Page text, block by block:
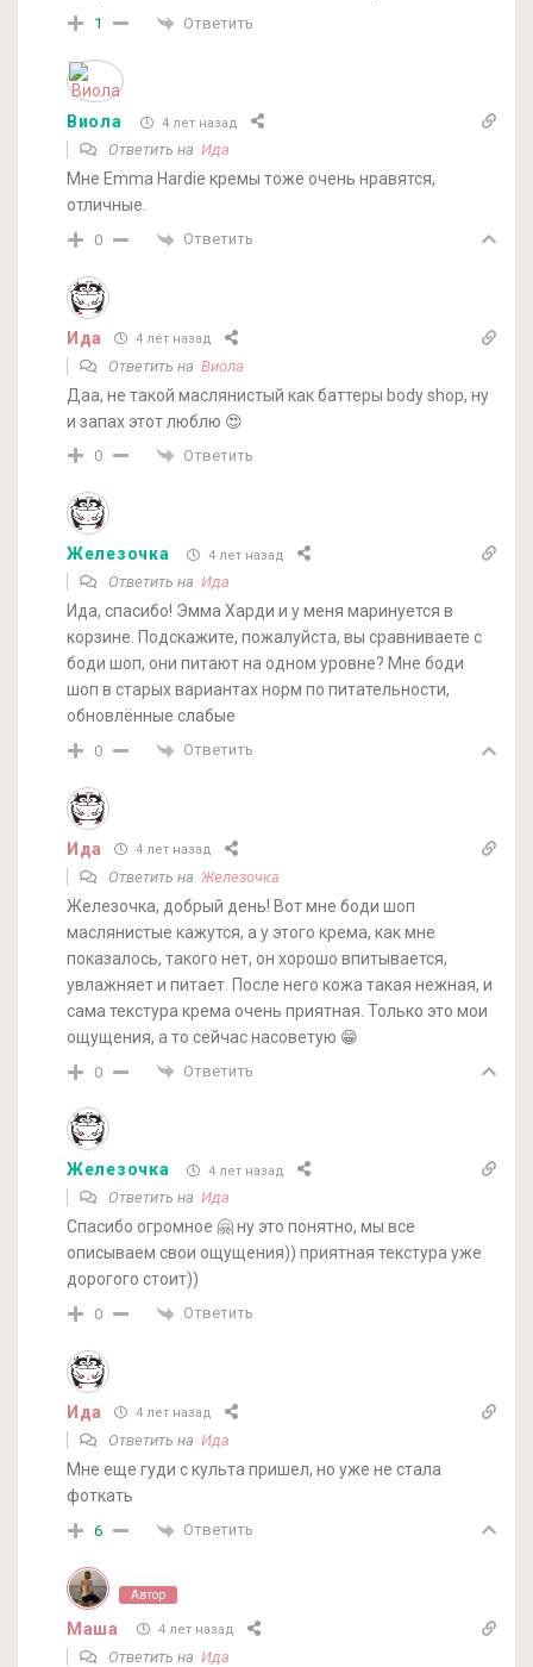
1 Ответить
Виола 4 лет назад
Ответить на Ида
Мне Emma Hardie кремы тоже очень нравятся,
отличные.
0 Ответить
Ида 4 лет назад
Ответить на Виола
Даа, не такой маслянистый как баттеры body shop, ну
и запах этот люблю 😍
0 Ответить
Железочка 4 лет назад
Ответить на Ида
Ида, спасибо! Эмма Харди и у меня маринуется в
корзине. Подскажите, пожалуйста, вы сравниваете с
боди шоп, они питают на одном уровне? Мне боди
шоп в старых вариантах норм по питательности,
обновлённые слабые
0 Ответить
Ида 4 лет назад
Ответить на Железочка
Железочка, добрый день! Вот мне боди шоп
маслянистые кажутся, а у этого крема, как мне
показалось, такого нет, он хорошо впитывается,
увлажняет и питает. После него кожа такая нежная, и
сама текстура крема очень приятная. Только это мои
ощущения, а то сейчас насоветую 😁
0 Ответить
Железочка 4 лет назад
Ответить на Ида
Спасибо огромное 🤗 ну это понятно, мы все
описываем свои ощущения)) приятная текстура уже
дорогого стоит))
0 Ответить
Ида 4 лет назад
Ответить на Ида
Мне еще гуди с культа пришел, но уже не стала
фоткать
6 Ответить
Автор
Маша 4 лет назад
Ответить на Ида